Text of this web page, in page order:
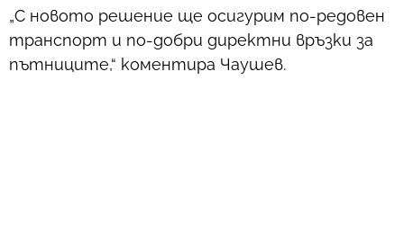
„С новото решение ще осигурим по-редовен
транспорт и по-добри директни връзки за
пътниците,“ коментира Чаушев.